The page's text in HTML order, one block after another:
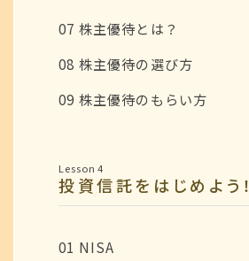
07 株主優待とは？
08 株主優待の選び方
09 株主優待のもらい方
Lesson 4
投資信託をはじめよう！
01 NISA